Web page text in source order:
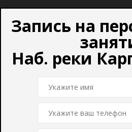
Запись на
Наб. реки